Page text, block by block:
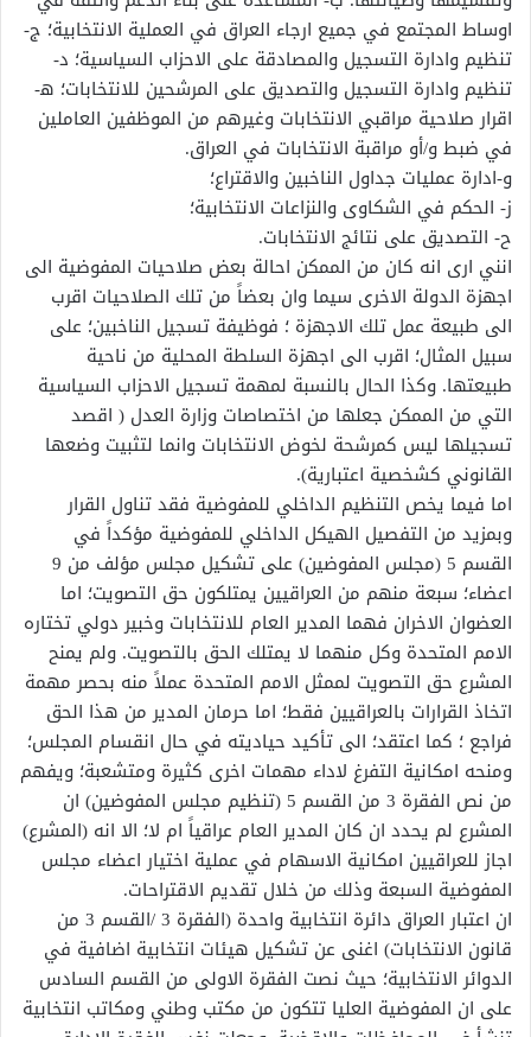
اوساط المجتمع في جميع ارجاء العراق في العملية الانتخابية؛ ج-
تنظيم وادارة التسجيل والمصادقة على الاحزاب السياسية؛ د-
تنظيم وادارة التسجيل والتصديق على المرشحين للانتخابات؛ ﻫ-
اقرار صلاحية مراقبي الانتخابات وغيرهم من الموظفين العاملين
في ضبط و/أو مراقبة الانتخابات في العراق.
و-ادارة عمليات جداول الناخبين والاقتراع؛
ز- الحكم في الشكاوى والنزاعات الانتخابية؛
ح- التصديق على نتائج الانتخابات.
انني ارى انه كان من الممكن احالة بعض صلاحيات المفوضية الى
اجهزة الدولة الاخرى سيما وان بعضاً من تلك الصلاحيات اقرب
الى طبيعة عمل تلك الاجهزة ؛ فوظيفة تسجيل الناخبين؛ على
سبيل المثال؛ اقرب الى اجهزة السلطة المحلية من ناحية
طبيعتها. وكذا الحال بالنسبة لمهمة تسجيل الاحزاب السياسية
التي من الممكن جعلها من اختصاصات وزارة العدل ( اقصد
تسجيلها ليس كمرشحة لخوض الانتخابات وانما لتثبيت وضعها
القانوني كشخصية اعتبارية).
اما فيما يخص التنظيم الداخلي للمفوضية فقد تناول القرار
وبمزيد من التفصيل الهيكل الداخلي للمفوضية مؤكداً في
القسم 5 (مجلس المفوضين) على تشكيل مجلس مؤلف من 9
اعضاء؛ سبعة منهم من العراقيين يمتلكون حق التصويت؛ اما
العضوان الاخران فهما المدير العام للانتخابات وخبير دولي تختاره
الامم المتحدة وكل منهما لا يمتلك الحق بالتصويت. ولم يمنح
المشرع حق التصويت لممثل الامم المتحدة عملاً منه بحصر مهمة
اتخاذ القرارات بالعراقيين فقط؛ اما حرمان المدير من هذا الحق
فراجع ؛ كما اعتقد؛ الى تأكيد حياديته في حال انقسام المجلس؛
ومنحه امكانية التفرغ لاداء مهمات اخرى كثيرة ومتشعبة؛ ويفهم
من نص الفقرة 3 من القسم 5 (تنظيم مجلس المفوضين) ان
المشرع لم يحدد ان كان المدير العام عراقياً ام لا؛ الا انه (المشرع)
اجاز للعراقيين امكانية الاسهام في عملية اختيار اعضاء مجلس
المفوضية السبعة وذلك من خلال تقديم الاقتراحات.
ان اعتبار العراق دائرة انتخابية واحدة (الفقرة 3 /القسم 3 من
قانون الانتخابات) اغنى عن تشكيل هيئات انتخابية اضافية في
الدوائر الانتخابية؛ حيث نصت الفقرة الاولى من القسم السادس
على ان المفوضية العليا تتكون من مكتب وطني ومكاتب انتخابية